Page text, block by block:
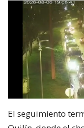
El seguimiento